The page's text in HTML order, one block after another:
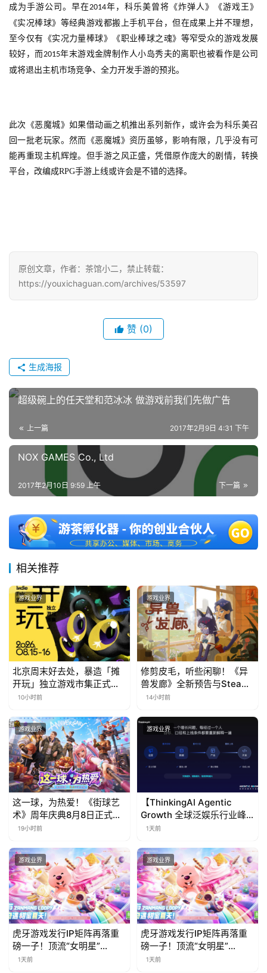
奖
0
日
游
会
上
海
中
(
国
)
成为手游公司。早在2014年，科乐美曾将《炸弹人》《游戏王》
《实况棒球》等经典游戏都搬上手机平台，但在成果上并不理想，
至今仅有《实况力量棒球》《职业棒球之魂》等窄受众的游戏发展
较好，而2015年末游戏金牌制作人小岛秀夫的离职也被看作是公司
或将退出主机市场竞争、全力开发手游的预兆。
此次《恶魔城》如果借动画之机推出系列新作，或许会为科乐美召
回一批老玩家。然而《恶魔城》资历虽够，影响有限，几乎没有可
能再重现主机辉煌。但手游之风正盛，凭借原作庞大的剧情，转换
平台，改编成RPG手游上线或许会是不错的选择。
原创文章，作者：茶馆小二，禁止转载：
https://youxichaguan.com/archives/53597
赞 (0)
生成海报
超级碗上的任天堂和范冰冰 做游戏前我们先做广告
上一篇 2017年2月9日 4:31 下午
NOX GAMES Co., Ltd
下一篇
2017年2月10日 9:59 上午
相关推荐
游戏业界
北京周末好去处，暴造「摊
开玩」独立游戏市集正式开
票！
10小时前
游戏业界
修剪皮毛，听些闲聊！《异
兽发廊》全新预告与Steam
免费试玩公开
14小时前
游戏业界
这一球，为热爱！《街球艺
术》周年庆典8月8日正式上
线，多重福利与全新内容同
19小时前
游戏业界
【ThinkingAI Agentic
Growth 全球泛娱乐行业峰
会】Agent 时代，人到底负
1天前
游戏业界
虎牙游戏发行IP矩阵再落重
磅一子！顶流“女明星”
ZANMANG LOOPY 正版3D
1天前
游戏业界
虎牙游戏发行IP矩阵再落重
磅一子！顶流“女明星”
ZANMANG LOOPY 正版3D
1天前